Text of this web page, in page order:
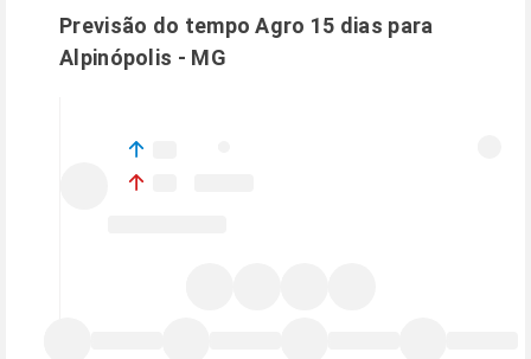
Previsão do tempo Agro 15 dias para
Alpinópolis - MG